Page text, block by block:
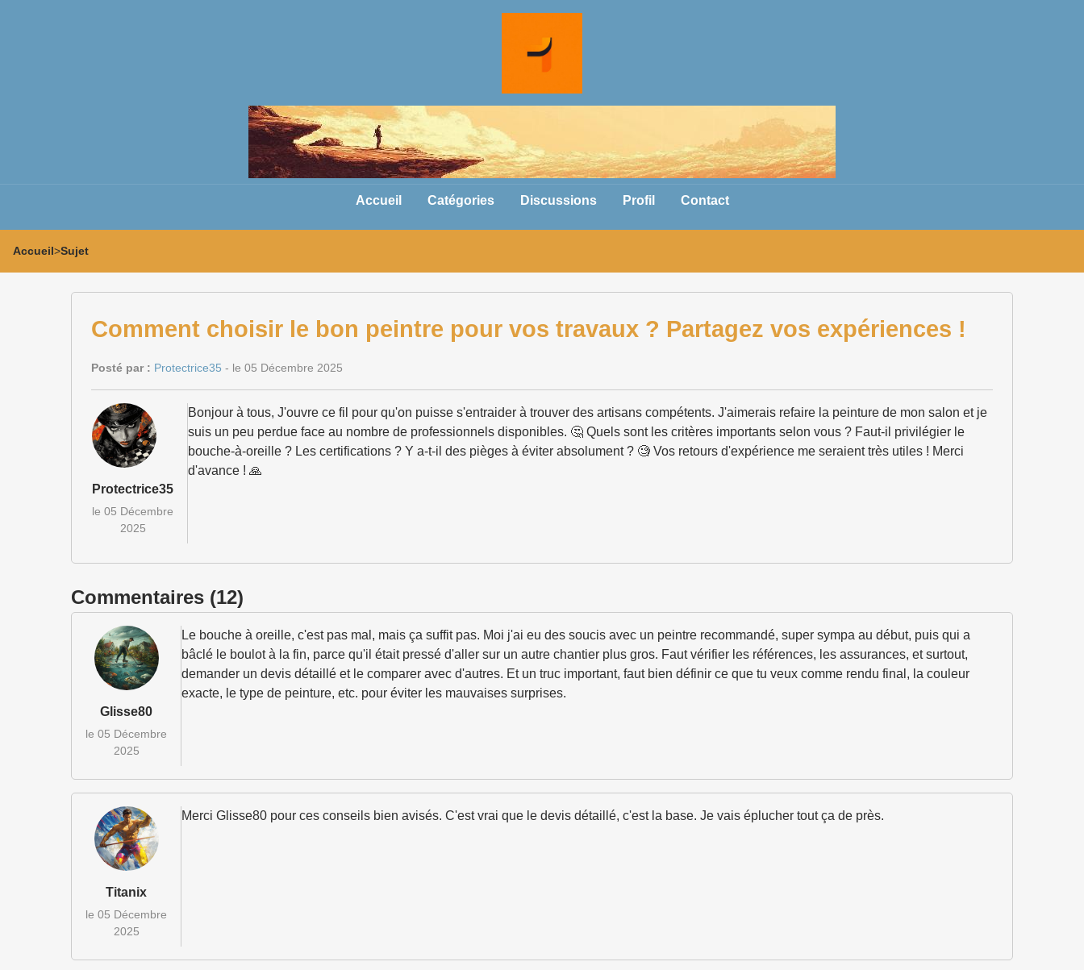
Accueil Catégories Discussions Profil Contact
Accueil>Sujet
Comment choisir le bon peintre pour vos travaux ? Partagez vos expériences !
Posté par : Protectrice35 - le 05 Décembre 2025
Protectrice35
le 05 Décembre
2025
Bonjour à tous, J'ouvre ce fil pour qu'on puisse s'entraider à trouver des artisans compétents. J'aimerais refaire la peinture de mon salon et je
suis un peu perdue face au nombre de professionnels disponibles. 🤔 Quels sont les critères importants selon vous ? Faut-il privilégier le
bouche-à-oreille ? Les certifications ? Y a-t-il des pièges à éviter absolument ? 🧐 Vos retours d'expérience me seraient très utiles ! Merci
d'avance ! 🙏
Commentaires (12)
Glisse80
le 05 Décembre
2025
Le bouche à oreille, c'est pas mal, mais ça suffit pas. Moi j'ai eu des soucis avec un peintre recommandé, super sympa au début, puis qui a
bâclé le boulot à la fin, parce qu'il était pressé d'aller sur un autre chantier plus gros. Faut vérifier les références, les assurances, et surtout,
demander un devis détaillé et le comparer avec d'autres. Et un truc important, faut bien définir ce que tu veux comme rendu final, la couleur
exacte, le type de peinture, etc. pour éviter les mauvaises surprises.
Titanix
le 05 Décembre
2025
Merci Glisse80 pour ces conseils bien avisés. C'est vrai que le devis détaillé, c'est la base. Je vais éplucher tout ça de près.